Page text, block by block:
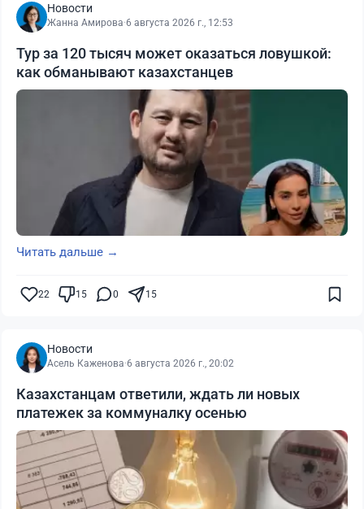
Новости
Жанна Амирова·6 августа 2026 г., 12:53
Тур за 120 тысяч может оказаться ловушкой:
как обманывают казахстанцев
Читать дальше →
22 15 0 15
Новости
Асель Каженова·6 августа 2026 г., 20:02
Казахстанцам ответили, ждать ли новых
платежек за коммуналку осенью